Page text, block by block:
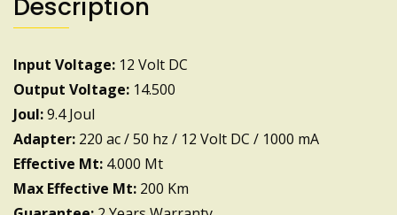
Description
Input Voltage: 12 Volt DC
Output Voltage: 14.500
Joul:9.4 Joul
Adapter: 220 ac / 50 hz / 12 Volt DC / 1000 mA
Effective Mt: 4.000 Mt
Max Effective Mt: 200 Km